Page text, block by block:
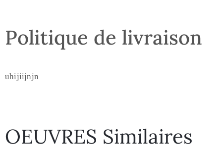
Politique de livraison
uhijiijnjn
OEUVRES Similaires